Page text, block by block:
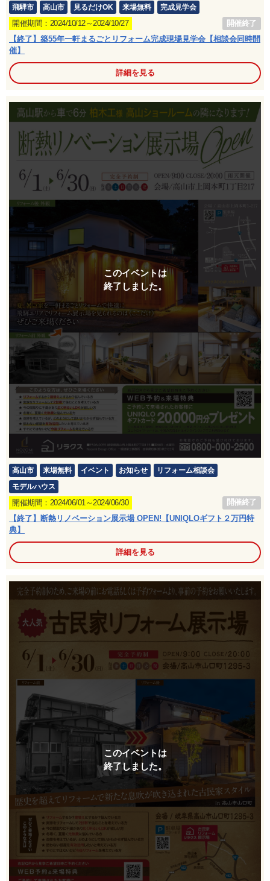
飛騨市 高山市 見るだけOK 来場無料 完成見学会
開催期間：2024/10/12～2024/10/27
開催終了
【終了】築55年一軒まるごとリフォーム完成現場見学会【相談会同時開
催】
詳細を見る
このイベントは
終了しました。
高山市 来場無料 イベント お知らせ
リフォーム相談会
モデルハウス
開催期間：2024/06/01～2024/06/30
開催終了
【終了】断熱リノベーション展示場 OPEN!【UNIQLOギフト２万円特
典】
詳細を見る
このイベントは
終了しました。